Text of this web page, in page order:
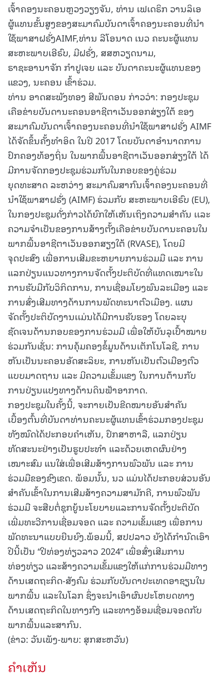
ເຈົ້າຄອງນະຄອນຫຼວງວຽງຈັນ, ທ່ານ ເຟເດຣິກ ວານລິເອ
ຜູ້ແທນຂັ້ນສູງຂອງສະມາຄົມບັນດາເຈົ້າຄອງນະຄອນທີ່ນໍາ
ໃຊ້ພາສາຝຣັ່ງAIMF,ທ່ານ ລີໂອນາດ ເນວ ຄະນະຜູ້ແທນ
ສະຫະພາບເອີຣົບ, ມີຝຣັ່ງ, ສສຫວຽດນາມ,
ຣາຊະອານາຈັກ ກໍາປູເຈຍ ແລະ ບັນດາຄະນະຜູ້ແທນຂອງ
ແຂວງ, ນະຄອນ ເຂົ້າຮ່ວມ.
ທ່ານ ອາດສະພັງທອງ ສີພັນດອນ ກ່າວວ່າ: ກອງປະຊຸມ
ເຄືອຂ່າຍບັນດານະຄອນອາຊີຕາເວັນອອກສ່ຽງໃຕ້ ຂອງ
ສະມາຄົມບັນດາເຈົ້າຄອງນະຄອນທີ່ນໍາໃຊ້ພາສາຝຣັ່ງ AIMF
ໄດ້ຈັດຂຶ້ນຄັ້ງທໍາອິດ ໃນປີ 2017 ໂດຍບັນດາອໍານາດການ
ປົກຄອງທ້ອງຖິ່ນ ໃນພາກພື້ນອາຊີຕາເວັນອອກສ່ຽງໃຕ້ ໄດ້
ມີການຈັດກອງປະຊຸມຮ່ວມກັນໃນກອບຂອງຄູ່ຮ່ວມ
ຍຸດທະສາດ ລະຫວ່າງ ສະມາຄົມສາກົນເຈົ້າຄອງນະຄອນທີ່
ນຳໃຊ້ພາສາຝຣັ່ງ (AIMF) ຮ່ວມກັບ ສະຫະພາບເອີຣົບ (EU),
ໃນກອງປະຊຸມດັ່ງກ່າວໄດ້ຍົກໃຫ້ເຫັນເຖິງຄວາມສຳຄັນ ເເລະ
ຄວາມຈຳເປັນຂອງການສ້າງຕັ້ງເຄືອຂ່າຍບັນດານະຄອນໃນ
ພາກພື້ນອາຊີຕາເວັນອອກສຽງໃຕ້ (RVASE), ໂດຍມີ
ຈຸດປະສົງ ເພື່ອການເສີມຂະຫຍາຍການຮ່ວມມື ແລະ ການ
ແລກປ່ຽນແນວທາງການຈັດຕັ້ງປະຕິບັດທີ່ແທດເໝາະໃນ
ການຮັບມືກັບວິກິດການ, ການເຊື່ອມໂຍງພົນລະເມືອງ ແລະ
ການສົ່ງເສີມທາງດ້ານການພັດທະນາຕົວເມືອງ. ແຜນ
ຈັດຕັ້ງປະຕິບັດງານເເມ່ນໄດ້ມີການຮັບຮອງ ໂດຍລະບຸ
ຊັດເຈນດ້ານກອບຂອງການຮ່ວມມື ເພື່ອໃຫ້ບັນລຸເປົ້າໝາຍ
ຮ່ວມກັນເຊັ່ນ: ການຄຸ້ມຄອງຂໍ້ມູນດ້ານເຕັກໂນໂລຊີ, ການ
ຫັນເປັນນະຄອນອັດສະລິຍະ, ການຫັນເປັນຕົວເມືອງຕົວ
ແບບມາດຖານ ແລະ ມີຄວາມເຂັ້ມແຂງ ໃນການຕ້ານກັບ
ການປ່ຽນແປງທາງດ້ານດິນຟ້າອາກາດ.
ກອງປະຊຸມໃນຄັ້ງນີ້, ຈະກາຍເປັນຂີດໝາຍອັນສໍາຄັນ
ເບື້ອງຕົ້ນທີ່ບັນດາທ່ານຄະນະຜູ້ແທນເຂົ້າຮ່ວມກອງປະຊຸມ
ທັງໝົດໄດ້ປະກອບຄໍາເຫັນ, ປຶກສາຫາລື, ແລກປ່ຽນ
ທັດສະນະຢ່າງເປັນຮູບປະທໍາ ແລະດ້ວຍເຫດຜົນຢ່າງ
ເໝາະສົມ ແນໃສ່ເພື່ອເສີມສ້າງການພົວພັນ ແລະ ການ
ຮ່ວມມືຂອງຂົງເຂດ. ພ້ອມນັ້ນ, ນວ ແມ່ນໄດ້ປະກອບສ່ວນອັນ
ສໍາຄັນເຂົ້າໃນການເສີມສ້າງຄວາມສາມັກຄີ, ການພົວພັນ
ຮ່ວມມື ຈະສືບຕໍ່ຊຸກຍູ້ນະໂຍບາຍແລະການຈັດຕັ້ງປະຕິບັດ
ເພີ່ມທະວີການເຊື່ອມຈອດ ແລະ ຄວາມເຂັ້ມແຂງ ເພື່ອການ
ພັດທະນາແບບຍືນຍົງ.ພ້ອມນີ້, ສປປລາວ ຍັງໄດ້ກຳນົດເອົາ
ປີນີ້ເປັນ “ປີທ່ອງທ່ຽວລາວ 2024” ເພື່ອສົ່ງເສີມການ
ທ່ອງທ່ຽວ ແລະສ້າງຄວາມເຂັ້ມແຂງໃຫ້ແກ່ການຮ່ວມມືທາງ
ດ້ານເສດຖະກິດ-ສັງຄົມ ຮ່ວມກັບບັນດາປະເທດອາຊຽນໃນ
ພາກພື້ນ ແລະໃນໂລກ ຊຶ່ງຈະນໍາເອົາຜົນປະໂຫຍດທາງ
ດ້ານເສດຖະກິດໃນທາງກົງ ແລະທາງອ້ອມເຊື່ອມຈອດກັບ
ພາກພື້ນແລະສາກົນ.
(ຂ່າວ: ວັນເພັງ-ພາບ: ສຸກສະຫວັນ)
ຄໍາເຫັນ